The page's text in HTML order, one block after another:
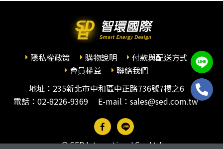
隱私權政策 購物說明
付款與配送方式
會員權益
聯絡我們
地址：235新北市中和區中正路736號7樓之6
電話： 02-8226-9369 E-mail：sales@sed.com.tw
© SED International Co., Ltd